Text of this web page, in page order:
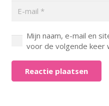
Mijn naam, e-mail en
voor de volgende keer
Reactie plaatsen